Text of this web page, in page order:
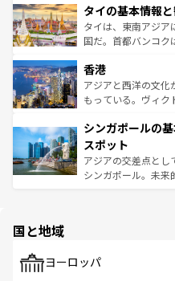
覧 を参照してほしい
急速な発展と共に伝
ーチミン市のフラン
醸し出している。ま
とつ。フォーやバイ
ひ現地で味わいたい
が旅行者を迎えてく
参照してほしい。
タイの基本情報
タイは、東南アジア
国だ。首都バンコク
の活気が交差してい
帯で自然と触れ合い
いビーチでリゾート
激する。気候は一年
が待っている。親し
た文化、そして多様
ける。 なお、新
香港
アジアと西洋の文化
もっている。ヴィク
み、どこを訪れても
ており、効率よく見
うな絶景から文化的
そう。 なお、新
シンガポールの
スポット
アジアの交差点とし
シンガポール。未来
で、ホーカーズは地
国と地域
ヨーロッパ